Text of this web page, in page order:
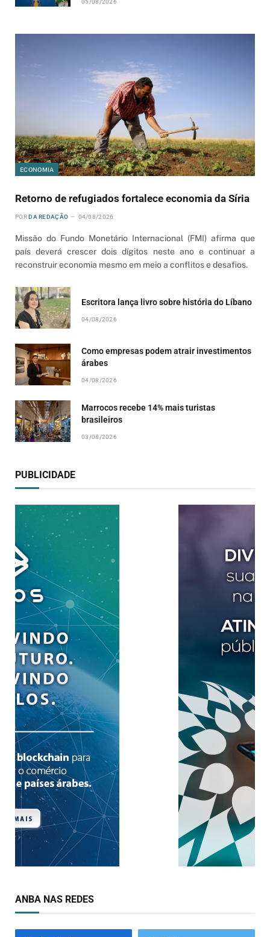
ECONOMIA
Retorno de refugiados fortalece economia da Síria
POR DA REDAÇÃO 04/08/2026
Missão do Fundo Monetário Internacional (FMI) afirma que
país deverá crescer dois dígitos neste ano e continuar a
reconstruir economia mesmo em meio a conflitos e desafios.
Escritora lança livro sobre história do Líbano
04/08/2026
Como empresas podem atrair investimentos
árabes
04/08/2026
Marrocos recebe 14% mais turistas
brasileiros
03/08/2026
PUBLICIDADE
ANBA NAS REDES